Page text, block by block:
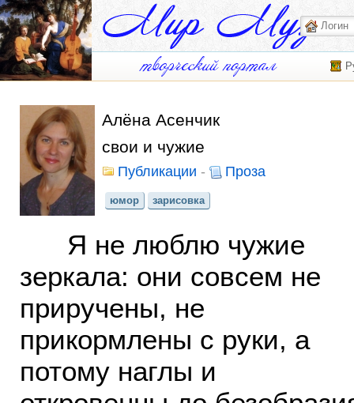
Алёна Асенчик
свои и чужие
Публикации - Проза
юмор зарисовка
Я не люблю чужие
зеркала: они совсем не
приручены, не
прикормлены с руки, а
потому наглы и